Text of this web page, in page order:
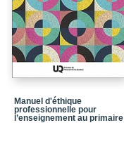
Manuel d'éthique
professionnelle pour
l’enseignement au primaire